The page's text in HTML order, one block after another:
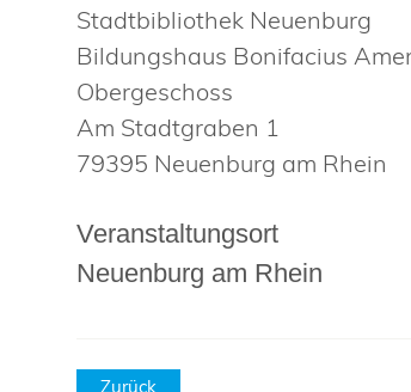
Stadtbibliothek Neuenburg
Bildungshaus Bonifacius
Obergeschoss
Am Stadtgraben 1
79395 Neuenburg am Rhein
Veranstaltungsort
Neuenburg am Rhein
Zurück